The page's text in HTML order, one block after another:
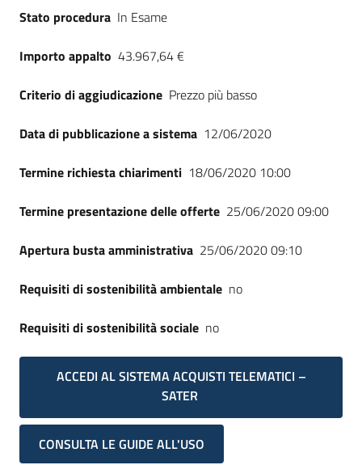
Stato procedura In Esame
Importo appalto 43.967,64 €
Criterio di aggiudicazione Prezzo più basso
Data di pubblicazione a sistema 12/06/2020
Termine richiesta chiarimenti 18/06/2020 10:00
Termine presentazione delle offerte 25/06/2020 09:00
Apertura busta amministrativa 25/06/2020 09:10
Requisiti di sostenibilità ambientale no
Requisiti di sostenibilità sociale no
ACCEDI AL SISTEMA ACQUISTI TELEMATICI –
SATER
CONSULTA LE GUIDE ALL'USO